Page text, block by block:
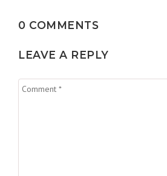
0 COMMENTS
LEAVE A REPLY